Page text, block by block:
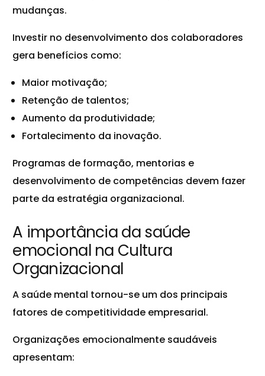
mudanças.
Investir no desenvolvimento dos colaboradores
gera benefícios como:
Maior motivação;
Retenção de talentos;
Aumento da produtividade;
Fortalecimento da inovação.
Programas de formação, mentorias e
desenvolvimento de competências devem fazer
parte da estratégia organizacional.
A importância da saúde
emocional na Cultura
Organizacional
A saúde mental tornou-se um dos principais
fatores de competitividade empresarial.
Organizações emocionalmente saudáveis
apresentam: